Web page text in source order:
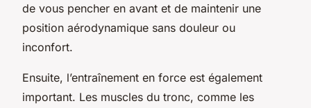
de vous pencher en avant et de maintenir une
position aérodynamique sans douleur ou
inconfort.
Ensuite, l’entraînement en force est également
important. Les muscles du tronc, comme les